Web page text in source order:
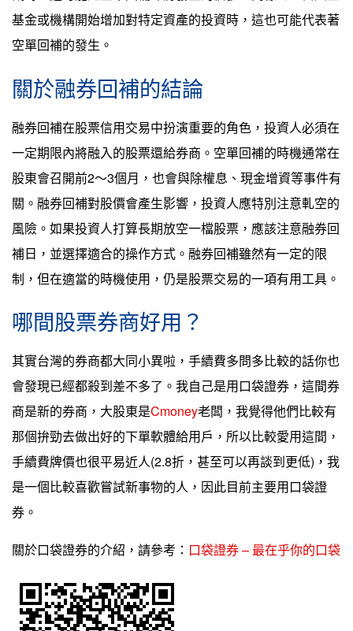
基金或機構開始增加對特定資產的投資時，這也可能代表著
空單回補的發生。
關於融券回補的結論
融券回補在股票信用交易中扮演重要的角色，投資人必須在
一定期限內將融入的股票還給券商。空單回補的時機通常在
股東會召開前2～3個月，也會與除權息、現金增資等事件有
關。融券回補對股價會產生影響，投資人應特別注意軋空的
風險。如果投資人打算長期放空一檔股票，應該注意融券回
補日，並選擇適合的操作方式。融券回補雖然有一定的限
制，但在適當的時機使用，仍是股票交易的一項有用工具。
哪間股票券商好用？
其實台灣的券商都大同小異啦，手續費多問多比較的話你也
會發現已經都殺到差不多了。我自己是用口袋證券，這間券
商是新的券商，大股東是Cmoney老闆，我覺得他們比較有
那個拚勁去做出好的下單軟體給用戶，所以比較愛用這間，
手續費牌價也很平易近人(2.8折，甚至可以再談到更低)，我
是一個比較喜歡嘗試新事物的人，因此目前主要用口袋證
券。
關於口袋證券的介紹，請參考： 口袋證券 – 最在乎你的口袋